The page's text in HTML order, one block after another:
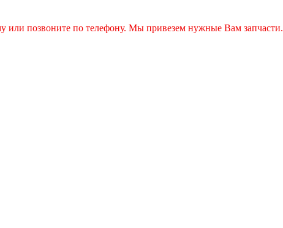
или позвоните по телефону. Мы привезем нужные Вам запчасти.